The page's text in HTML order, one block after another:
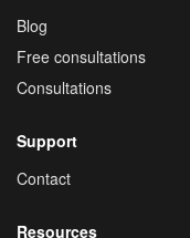
Blog
Free consultations
Consultations
Support
Contact
Resources